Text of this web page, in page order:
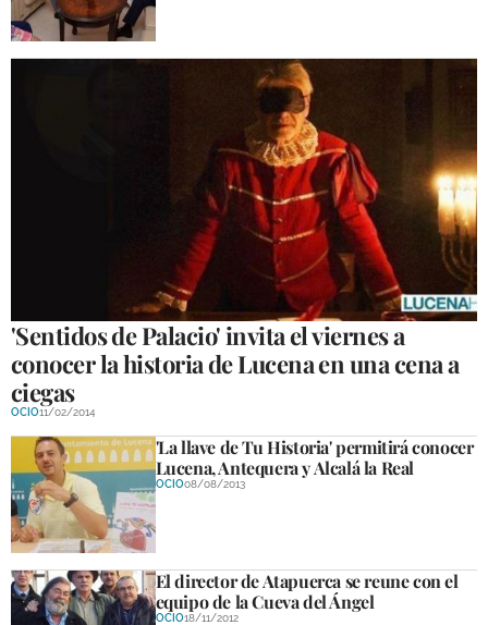
'Sentidos de Palacio' invita el viernes a
conocer la historia de Lucena en una cena a
ciegas
OCIO11/02/2014
'La llave de Tu Historia' permitirá conocer
Lucena, Antequera y Alcalá la Real
OCIO08/08/2013
El director de Atapuerca se reune con el
equipo de la Cueva del Ángel
OCIO18/11/2012